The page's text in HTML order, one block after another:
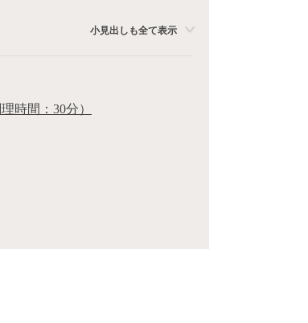
小見出しも全て表示
時間：30分）